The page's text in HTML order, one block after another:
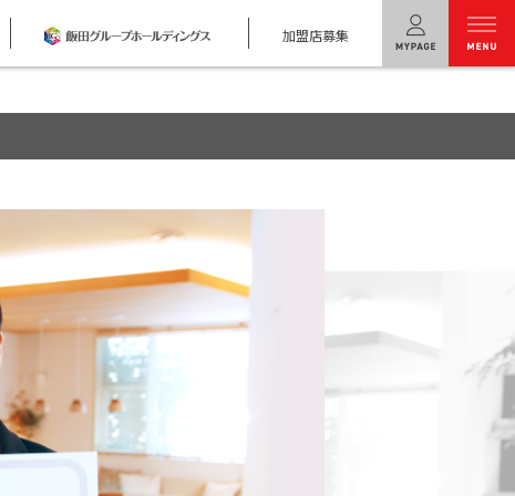
加盟店募集
ユニバーサルホームの特長
建築実例
モデルハウス検索・見学予約
シミュレー ション
キャンペーン・コラボ情報